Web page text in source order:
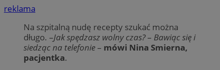
reklama
Na szpitalną nudę recepty szukać można
długo. –Jak spędzasz wolny czas?– Bawiąc się i
siedząc na telefonie– mówi Nina Smierna,
pacjentka.